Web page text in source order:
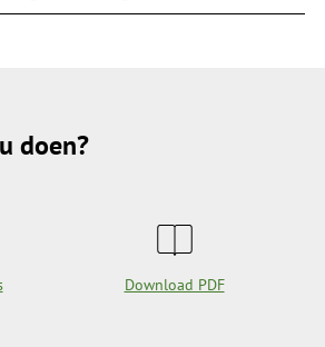
doen?
Download PDF